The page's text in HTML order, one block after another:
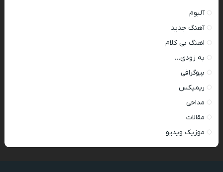
آلبوم
آهنگ جدید
اهنگ بی کلام
به زودی…
بیوگرافی
ریمیکس
مداحی
مقالات
موزیک ویدیو